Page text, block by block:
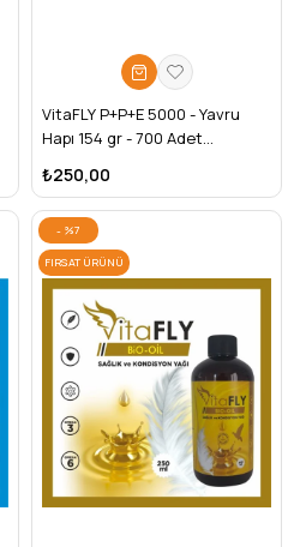
VitaFLY P+P+E 5000 - Yavru
Hapı 154 gr - 700 Adet
₺250,00
%7
FIRSAT ÜRÜNÜ